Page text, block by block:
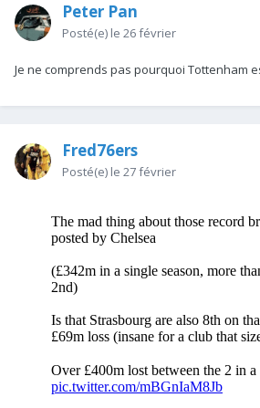
Peter Pan
Posté(e) le 26 février
Je ne comprends pas pourquoi Tottenham
Fred76ers
Posté(e) le 27 février